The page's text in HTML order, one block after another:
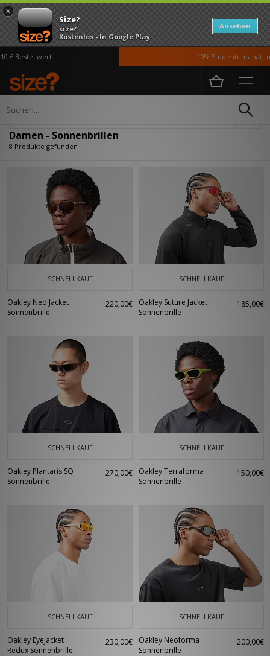
×
Size?
size?
Kostenlos - In Google Play
Ansehen
Bestellwert 10% Studentenrabatt
Home Damen
Damen - Sonnenbrillen
8 Produkte gefunden
SCHNELLKAUF
Oakley Neo Jacket
Sonnenbrille
220,00€
SCHNELLKAUF
Oakley Suture Jacket
Sonnenbrille
185,00€
SCHNELLKAUF
Oakley Plantaris SQ
Sonnenbrille
270,00€
SCHNELLKAUF
Oakley Terraforma
Sonnenbrille
150,00€
SCHNELLKAUF
Oakley Eyejacket
Redux Sonnenbrille
230,00€
SCHNELLKAUF
Oakley Neoforma
Sonnenbrille
200,00€